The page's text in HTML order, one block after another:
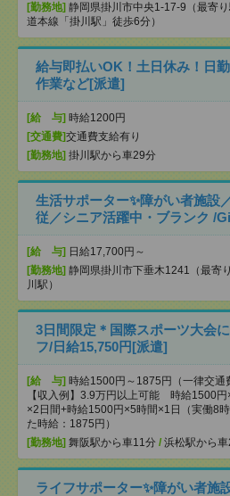
[勤務地] 静岡県掛川市中央1-17-9（最寄
道本線「掛川駅」徒歩6分）
給与即払いOK！土日休み！日
作業など[派遣]
[給 与] 時給1200円
[交通費]交通費支給有り
[勤務地] 掛川駅から車29分
生活サポーター✨障がい者施設
従／シニア活躍中・ブランク /
[給 与] 日給17,700円～
[勤務地] 静岡県掛川市下垂木1241（最寄
川駅）
3日間限定＊国際スポーツ大会
フ/日給15,750円[派遣]
[給 与] 時給1500円～1875円（一律交通
【収入例】3.9万円以上可能 時給1500円
×2日間+時給1500円×5時間×1日（実働8時
た時給：1875円）
[勤務地] 舞阪駅から車11分 / 浜松駅から
ライフサポーター✨障がい者施